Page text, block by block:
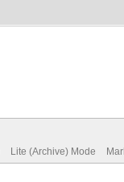
Lite (Archive) Mode